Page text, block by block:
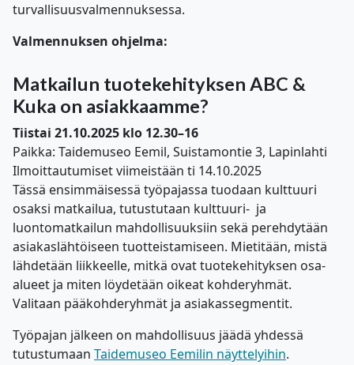
turvallisuusvalmennuksessa.
Valmennuksen ohjelma:
Matkailun tuotekehityksen ABC &
Kuka on asiakkaamme?
Tiistai 21.10.2025 klo 12.30–16
Paikka: Taidemuseo Eemil, Suistamontie 3, Lapinlahti
Ilmoittautumiset viimeistään ti 14.10.2025
Tässä ensimmäisessä työpajassa tuodaan kulttuuri
osaksi matkailua, tutustutaan kulttuuri- ja
luontomatkailun mahdollisuuksiin sekä perehdytään
asiakaslähtöiseen tuotteistamiseen. Mietitään, mistä
lähdetään liikkeelle, mitkä ovat tuotekehityksen osa-
alueet ja miten löydetään oikeat kohderyhmät.
Valitaan pääkohderyhmät ja asiakassegmentit.
Työpajan jälkeen on mahdollisuus jäädä yhdessä
tutustumaan Taidemuseo Eemilin näyttelyihin.